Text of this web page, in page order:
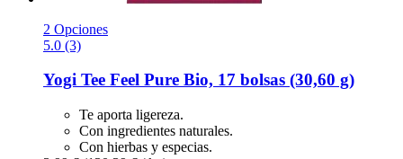
2 Opciones
5.0 (3)
Yogi Tee Feel Pure Bio, 17 bolsas (30,60 g)
Te aporta ligereza.
Con ingredientes naturales.
Con hierbas y especias.